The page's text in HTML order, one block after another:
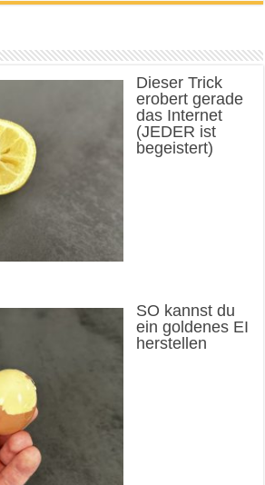
Dieser Trick
erobert gerade
das Internet
(JEDER ist
begeistert)
SO kannst du
ein goldenes EI
herstellen